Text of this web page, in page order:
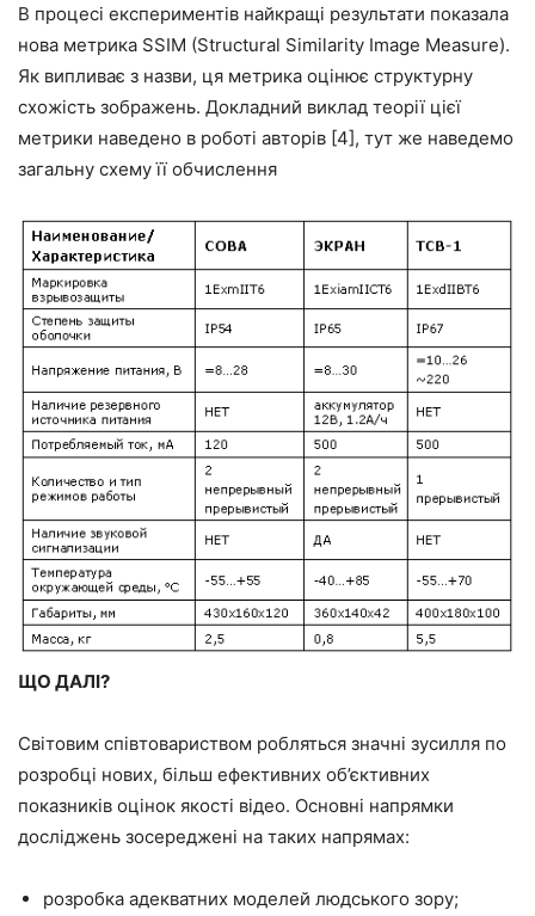
В процесі експериментів найкращі результати показала
нова метрика SSIM (Structural Similarity Image Measure).
Як випливає з назви, ця метрика оцінює структурну
схожість зображень. Докладний виклад теорії цієї
метрики наведено в роботі авторів [4], тут же наведемо
загальну схему її обчислення
ЩО ДАЛІ?
Світовим співтовариством робляться значні зусилля по
розробці нових, більш ефективних об’єктивних
показників оцінок якості відео. Основні напрямки
досліджень зосереджені на таких напрямах:
розробка адекватних моделей людського зору;